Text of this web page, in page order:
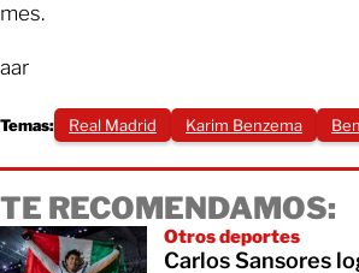
mes.
aar
Temas: Real Madrid Karim Benzema
TE RECOMENDAMOS:
Otros deportes
Carlos Sansores